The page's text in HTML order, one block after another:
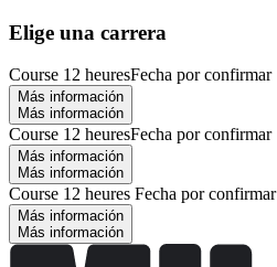
Elige una carrera
Course 12 heuresFecha por confirmar
Más información
Más información
Course 12 heuresFecha por confirmar
Más información
Más información
Course 12 heures Fecha por confirmar
Más información
Más información